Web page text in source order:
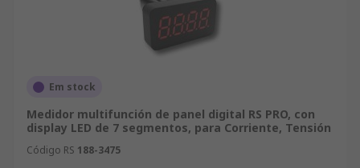
Em stock
Medidor multifunción de panel digital RS PRO, con
display LED de 7 segmentos, para Corriente, Tensión
Código RS 188-3475